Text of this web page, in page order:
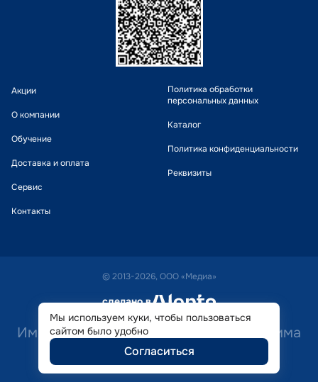
Акции
О компании
Обучение
Доставка и оплата
Сервис
Контакты
Политика обработки
персональных данных
Каталог
Политика конфиденциальности
Реквизиты
© 2013-2026, ООО «Медиа»
сделано в alente
Имеются противопоказания. Необходима
консультация специалиста.
Мы используем куки, чтобы пользоваться
сайтом было удобно
Согласиться